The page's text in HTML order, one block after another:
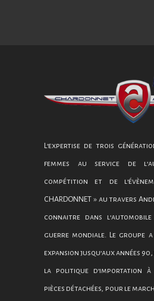
L’expertise de trois
femmes au service de
compétition et de
CHARDONNET » au travers
connaitre dans
guerre mondiale. Le groupe
expansion jusqu’aux années
la politique d’importation
pièces détachées, pour le